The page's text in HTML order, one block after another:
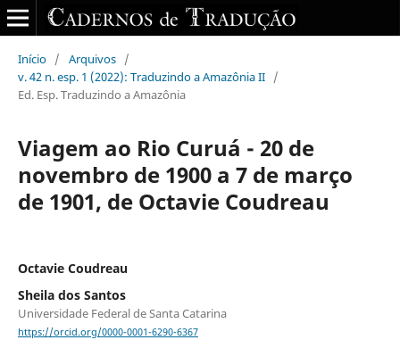
Início / Arquivos /
v. 42 n. esp. 1 (2022): Traduzindo a Amazônia II /
Ed. Esp. Traduzindo a Amazônia
Viagem ao Rio Curuá - 20 de
novembro de 1900 a 7 de março
de 1901, de Octavie Coudreau
Octavie Coudreau
Sheila dos Santos
Universidade Federal de Santa Catarina
https://orcid.org/0000-0001-6290-6367